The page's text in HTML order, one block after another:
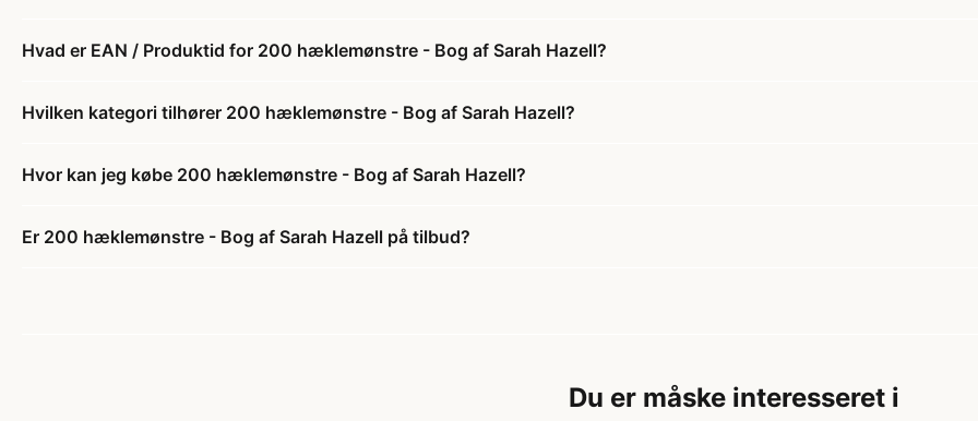
Hvad er EAN / Produktid for 200 hæklemønstre - Bog af Sarah Hazell?
Hvilken kategori tilhører 200 hæklemønstre - Bog af Sarah Hazell?
Hvor kan jeg købe 200 hæklemønstre - Bog af Sarah Hazell?
Er 200 hæklemønstre - Bog af Sarah Hazell på tilbud?
Du er måske interesseret i